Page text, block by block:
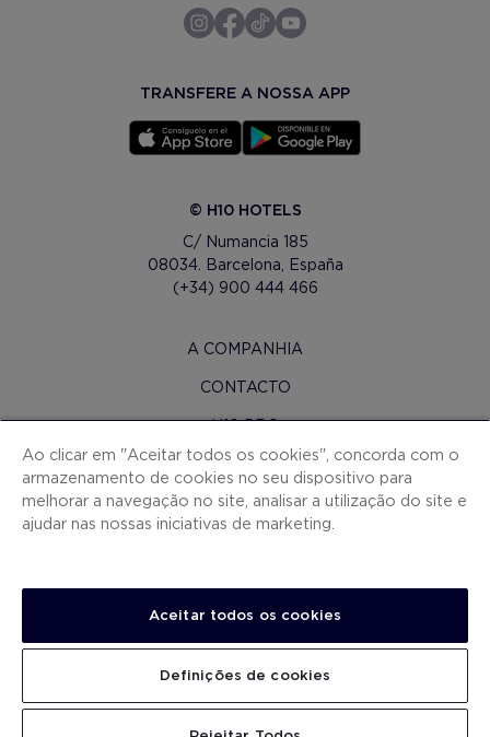
TRANSFERE A NOSSA APP
© H10 HOTELS
C/ Numancia 185
08034. Barcelona, España
(+34) 900 444 466
A COMPANHIA
CONTACTO
H10 PRO
SALA DE IMPRENSA
MAPA DO SITE
POLÍTICA DE PRIVACIDADE
NOTA LEGAL
TRABALHA CONNOSCO
Ao clicar em "Aceitar todos os cookies", concorda com o
armazenamento de cookies no seu dispositivo para
melhorar a navegação no site, analisar a utilização do site e
ajudar nas nossas iniciativas de marketing.
Aceitar todos os cookies
Definições de cookies